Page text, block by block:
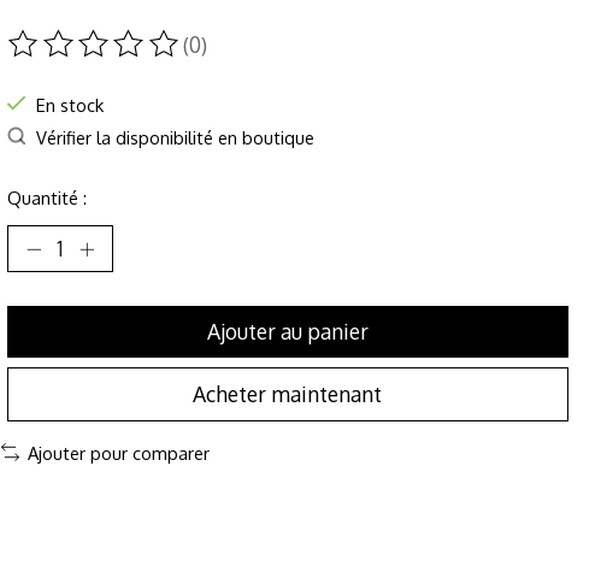
Ce produit est évalué à
(0)
En stock
Vérifier la disponibilité en boutique
Quantité :
Ajouter au panier
Acheter maintenant
Ajouter pour comparer